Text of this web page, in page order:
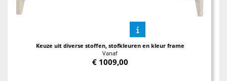
Keuze uit diverse stoffen, stofkleuren en kleur frame
Vanaf
€ 1009,00